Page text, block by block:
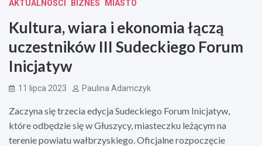
AKTUALNOŚCI BIZNES MIASTO
Kultura, wiara i ekonomia łączą
uczestników III Sudeckiego Forum
Inicjatyw
11 lipca 2023 Paulina Adamczyk
Zaczyna się trzecia edycja Sudeckiego Forum Inicjatyw,
które odbędzie się w Głuszycy, miasteczku leżącym na
terenie powiatu wałbrzyskiego. Oficjalne rozpoczęcie